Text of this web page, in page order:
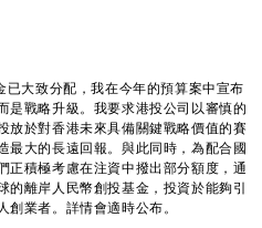
大致分配，我在今年的預算案中宣布
是戰略升級。我要求港投公司以審慎的
放於對香港未來具備關鍵戰略價值的賽
最大的長遠回報。與此同時，為配合國
正積極考慮在注資中撥出部分額度，通
離岸人民幣創投基金，投資於能夠引
業者。詳情會適時公布。